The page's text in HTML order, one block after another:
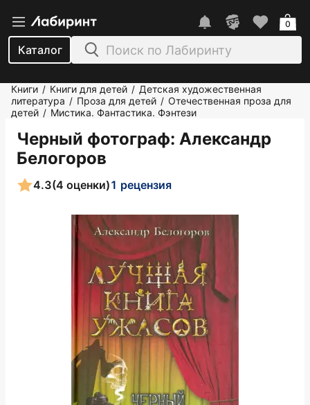
Каталог
0
Книги / Книги для детей / Детская художественная
литература / Проза для детей / Отечественная проза для
детей / Мистика. Фантастика. Фэнтези
Черный фотограф: Александр
Белогоров
4.3(4 оценки)1 рецензия